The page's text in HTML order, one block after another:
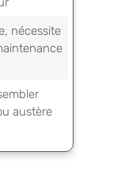
nécessite
austère